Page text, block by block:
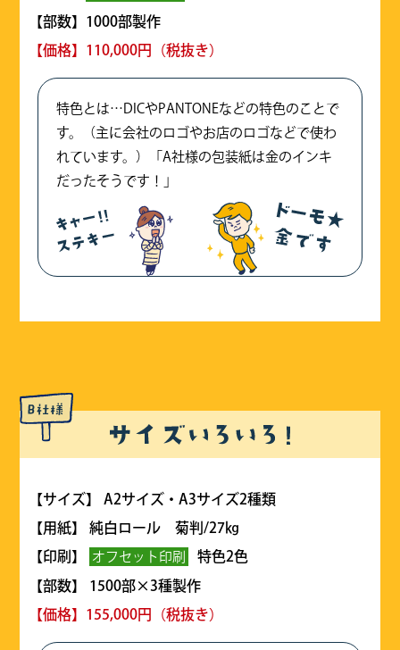
【部数】1000部製作
【価格】110,000円（税抜き）
特色とは…DICやPANTONEなどの特色のことで
す。（主に会社のロゴやお店のロゴなどで使わ
れています。）「A社様の包装紙は金のインキ
だったそうです！」
【サイズ】 A2サイズ・A3サイズ2種類
【用紙】 純白ロール 菊判/27㎏
【印刷】
オフセット印刷 特色2色
【部数】 1500部×3種製作
【価格】155,000円（税抜き）